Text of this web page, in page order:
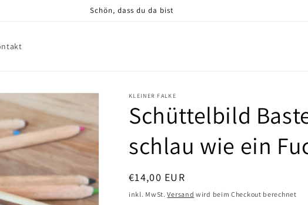
Schön, dass du da bist
KLEINER FALKE
Schüttelbild
schlau wie ein
Normaler
Preis
€14,00 EUR
inkl. MwSt.Versand wird beim Checkout berechnet